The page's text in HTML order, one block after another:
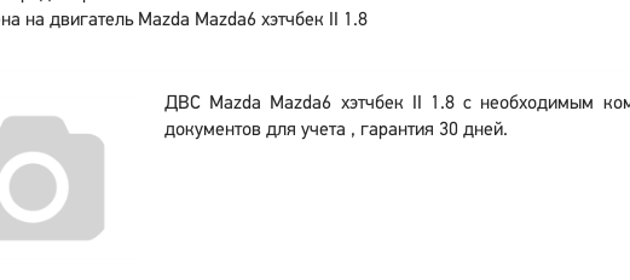
на двигатель Mazda Mazda6 хэтчбек II 1.8
ДВС Mazda Mazda6 хэтчбек II 1.8 с необходимым
документов для учета , гарантия 30 дней.